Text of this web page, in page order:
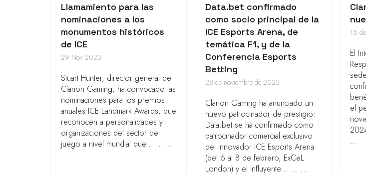
Llamamiento para las
nominaciones a los
monumentos históricos
de ICE
29 Nov 2023
Stuart Hunter, director general de
Clarion Gaming, ha convocado las
nominaciones para los premios
anuales ICE Landmark Awards, que
reconocen a personalidades y
organizaciones del sector del
juego a nivel mundial que... ... ...
Data.bet confirmado
como socio principal de la
ICE Esports Arena, de
temática F1, y de la
Conferencia Esports
Betting
28 de noviembre de 2023
Clarion Gaming ha anunciado un
nuevo patrocinador de prestigio:
Data.bet se ha confirmado como
patrocinador comercial exclusivo
del innovador ICE Esports Arena
(del 6 al 8 de febrero, ExCeL
London) y el influyente... ... ...
16
El
el
...